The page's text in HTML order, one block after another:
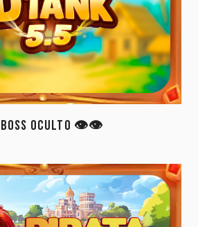
Atualizar
Boss Oculto 👁️👁️